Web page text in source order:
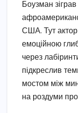
Боузман
США. Тут актор
емоційною
через
підкреслив
мостом між
на роздуми про